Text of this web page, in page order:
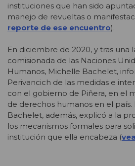
instituciones que han sido
manejo de revueltas o
reporte de ese encuentro).
En diciembre de 2020, y tras una
comisionada de las Naciones
Humanos, Michelle Bachelet,
Perivancich de las medidas e
con el gobierno de Piñera, en el
de derechos humanos en el país.
Bachelet, además, explicó a la
los mecanismos formales para
institución que ella encabeza (